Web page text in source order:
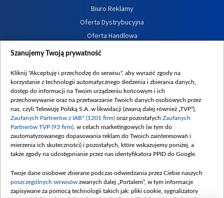
Biuro Reklamy
Oferta Dystrybucyjna
Oferta Handlowa
Dostępność
Procedura zgłoszeń wewnętrznych
Szanujemy Twoją prywatność
Kliknij "Akceptuję i przechodzę do serwisu", aby wyrazić zgody na
korzystanie z technologii automatycznego śledzenia i zbierania danych,
dostęp do informacji na Twoim urządzeniu końcowym i ich
przechowywanie oraz na przetwarzanie Twoich danych osobowych przez
nas, czyli Telewizję Polską S.A. w likwidacji (zwaną dalej również „TVP”),
Zaufanych Partnerów z IAB* (1201 firm) oraz pozostałych Zaufanych
Partnerów TVP (93 firm) , w celach marketingowych (w tym do
zautomatyzowanego dopasowania reklam do Twoich zainteresowań i
mierzenia ich skuteczności) i pozostałych, które wskazujemy poniżej, a
także zgody na udostępnianie przez nas identyfikatora PPID do Google.
Twoje dane osobowe zbierane podczas odwiedzania przez Ciebie naszych
poszczególnych serwisów zwanych dalej „Portalem”, w tym informacje
zapisywane za pomocą technologii takich jak: pliki cookie, sygnalizatory